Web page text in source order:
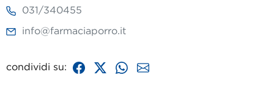
031/340455
info@farmaciaporro.it
condividi su: